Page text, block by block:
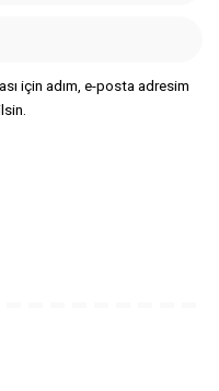
için adım, e-posta adresim